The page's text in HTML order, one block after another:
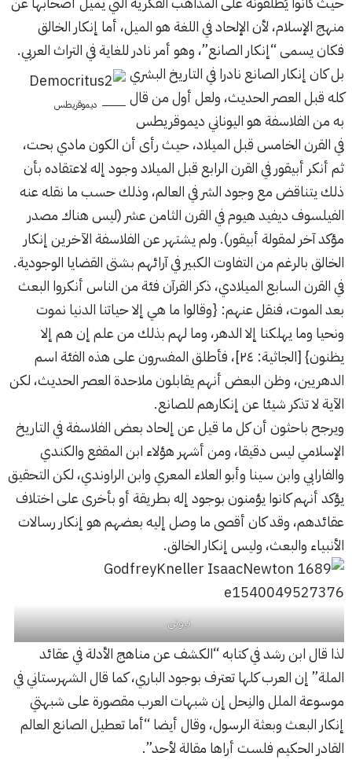
منهج الإسلام، لأن الإلحاد في اللغة هو الميل، أما إنكار الخالق
فكان يسمى “إنكار الصانع”، وهو أمر نادر للغاية في التراث العربي.
ديموقريطس
بل كان إنكار الصانع نادرا في التاريخ البشري
كله قبل العصر الحديث، ولعل أول من قال
به من الفلاسفة هو اليوناني ديموقريطس
في القرن الخامس قبل الميلاد، حيث رأى أن الكون مادي بحت،
ثم أنكر أبيقور في القرن الرابع قبل الميلاد وجود إله لاعتقاده بأن
ذلك يتناقض مع وجود الشر في العالم، وذلك حسب ما نقله عنه
الفيلسوف ديفيد هيوم في القرن الثامن عشر (ليس هناك مصدر
مؤكد آخر لمقولة أبيقور). ولم يشتهر عن الفلاسفة الآخرين إنكار
الخالق بالرغم من التفاوت الكبير في آرائهم بشتى القضايا الوجودية.
في القرن السابع الميلادي، ذكر القرآن فئة من الناس أنكروا البعث
بعد الموت، فنقل عنهم: {وقالوا ما هي إلا حياتنا الدنيا نموت
ونحيا وما يهلكنا إلا الدهر، وما لهم بذلك من علم إن هم إلا
يظنون} [الجاثية: ٢٤]، فأطلق المفسرون على هذه الفئة اسم
الدهريين، وظن البعض أنهم يقابلون ملاحدة العصر الحديث، لكن
الآية لا تذكر شيئا عن إنكارهم للصانع.
ويرجح باحثون أن كل ما قيل عن إلحاد بعض الفلاسفة في التاريخ
الإسلامي ليس دقيقا، ومن أشهر هؤلاء ابن المقفع والكندي
والفارابي وابن سينا وأبو العلاء المعري وابن الراوندي، لكن التحقيق
يؤكد أنهم كانوا يؤمنون بوجود إله بطريقة أو بأخرى على اختلاف
عقائدهم، وقد كان أقصى ما وصل إليه بعضهم هو إنكار رسالات
الأنبياء والبعث، وليس إنكار الخالق.
نيوتن
لذا قال ابن رشد في كتابه “الكشف عن مناهج الأدلة في عقائد
الملة” إن العرب كلها تعترف بوجود الباري، كما قال الشهرستاني في
موسوعة الملل والنِحل إن شبهات العرب مقصورة على شبهتي
إنكار البعث وبعثة الرسول، وقال أيضا “أما تعطيل الصانع العالم
القادر الحكيم فلست أراها مقالة لأحد”.